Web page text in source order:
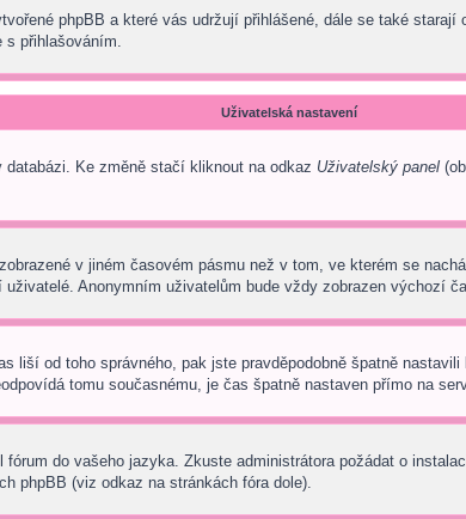
phpBB a které vás udržují přihlášené, dále se také
s přihlašováním.
Uživatelská nastavení
Ke změně stačí kliknout na odkaz Uživatelský panel
v jiném časovém pásmu než v tom, ve kterém se
Anonymním uživatelům bude vždy zobrazen výchozí
liší od toho správného, pak jste pravděpodobně špatně
tomu současnému, je čas špatně nastaven přímo na
do vašeho jazyka. Zkuste administrátora požádat o
phpBB (viz odkaz na stránkách fóra dole).